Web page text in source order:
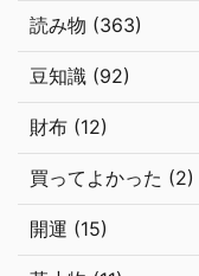
読み物 (363)
豆知識 (92)
財布 (12)
買ってよかった (2)
開運 (15)